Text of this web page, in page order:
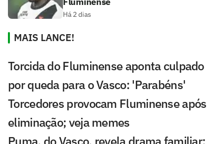
Há 2 dias
MAIS LANCE!
Torcida do Fluminense aponta culpado
por queda para o Vasco: 'Parabéns'
Torcedores provocam Fluminense após
eliminação; veja memes